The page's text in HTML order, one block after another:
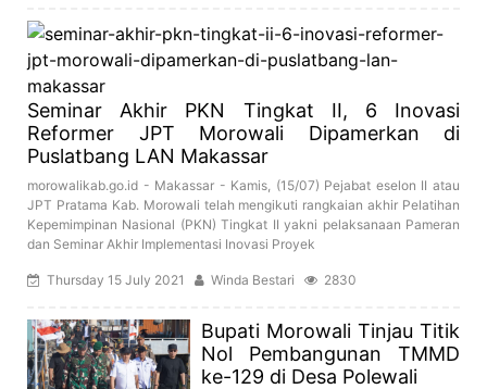
Seminar Akhir PKN Tingkat II, 6 Inovasi
Reformer JPT Morowali Dipamerkan di
Puslatbang LAN Makassar
morowalikab.go.id - Makassar - Kamis, (15/07) Pejabat eselon II atau
JPT Pratama Kab. Morowali telah mengikuti rangkaian akhir Pelatihan
Kepemimpinan Nasional (PKN) Tingkat II yakni pelaksanaan Pameran
dan Seminar Akhir Implementasi Inovasi Proyek
Thursday 15 July 2021 Winda Bestari 2830
Bupati Morowali Tinjau Titik
Nol Pembangunan TMMD
ke-129 di Desa Polewali